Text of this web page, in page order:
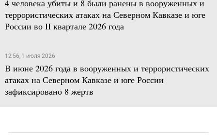
4 человека убиты и 8 были ранены в вооруженных и
террористических атаках на Северном Кавказе и юге
России во II квартале 2026 года
12:56, 1 июля 2026
В июне 2026 года в вооруженных и террористических
атаках на Северном Кавказе и юге России
зафиксировано 8 жертв